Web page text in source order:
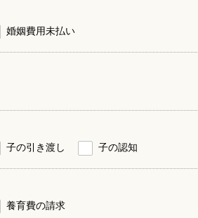
婚姻費用未払い
子の引き渡し 子の認知
養育費の請求